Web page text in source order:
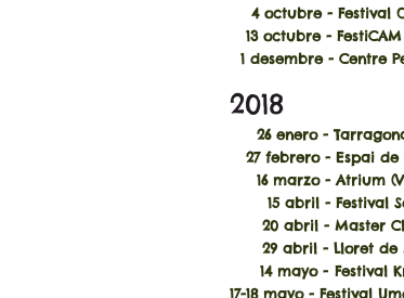
4 octubre - Festival
13 octubre -
1 desembre - Centre
2018
26 enero -
27 febrero - Espai de
16 marzo - Atrium
15 abril - Festival
20 abril - Master
29 abril - Lloret de
14 mayo- Festival
17-18 mayo - Festival